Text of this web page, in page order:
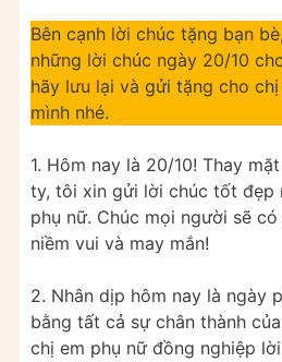
Bên cạnh lời chúc tặng bạn
những lời chúc ngày 20/10
hãy lưu lại và gửi tặng cho
mình nhé.
1. Hôm nay là 20/10! Thay
ty, tôi xin gửi lời chúc tốt đẹp
phụ nữ. Chúc mọi người sẽ
niềm vui và may mắn!
2. Nhân dịp hôm nay là ngày
bằng tất cả sự chân thành
chị em phụ nữ đồng nghiệp